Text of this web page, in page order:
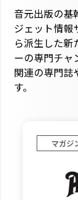
音元出版の基
ジェット情報
ら派生した新
ーの専門チャ
関連の専門誌
す。